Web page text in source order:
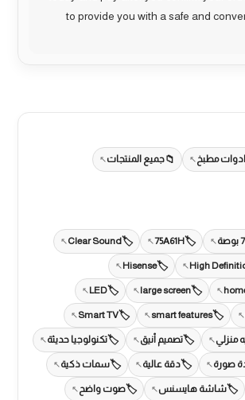
to provide you with a safe and
ادوات مطبخ جميع المنتجات
75A61H
Clear Sound
High
Hisense
large screen
LED
smart features
Smart TV
منزلي تصميم أنيق تكنولوجيا حديثة
صورة دقة عالية سمات ذكية
شاشة هايسنس صوت واضح